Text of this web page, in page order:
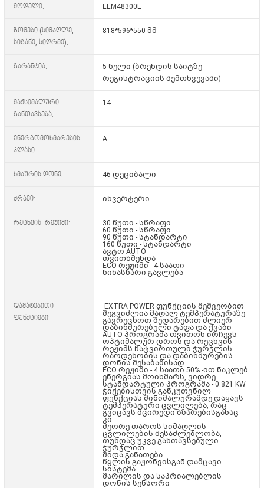
მოდელი: EEM48300L
ზომები (სიმაღლე,
სიგანე, სიღრმე):
818*596*550 მმ
გარანტია:
5 წელი (ბრენდის საიტზე
რეგისტრაციის შემთხვევაში)
მაქსიმალური
განთავსება:
14
ენერგომოხმარების
კლასი
A
ხმაურის დონე: 46 დეციბალი
ძრავი: ინვერტერი
რეცხვის რეჟიმი:
30 წუთი - სწრაფი
60 წუთი - სწრაფი
90 წუთი - სტანდარტი
160 წუთი - სტანდარტი
ავტო AUTO
თვითწმენდა
ECO რეჟიმი - 4 საათი
წინასწარი გავლება
დამატებითი
ფუნქციები:
EXTRA POWER ფუნქციის მეშვეობით
შეგვიძლია მაღალ ტემპერატურაზე
გავრეცხოთ შედარებით ძლიერ
დაბინძურებული ტაფა და ქვაბი
AUTO პროგრამა თვითონ ირჩევს
ოპტიმალურ დროს და რეცხვის
რეჟიმს ჩატვირთული ჭურჭლის
რაოდენობის და დაბინძურების
დონის შესაბამისად
ECO რეჟიმი - 4 საათი 50% -ით ნაკლებ
ენერგიას მოიხმარს, ვიდრე
სტანდარტული პროგრამა - 0.821 KW
ჭიქებისთვის განკუთვნილ
ფუნქციას მინიმალურამდე დაყავს
ტემპერატური ცვლილება, რაც
გვიცავს მცირედი ბზარებისგანაც
კი
მეორე თაროს სიმაღლის
ცვლილების შესაძლებლობა,
თუნდაც უკვე განთავსებული
ჭურჭლით
შიდა განათება
წყლის გაჟონვისგან დამცავი
სისტემა
მარილის და საპრიალებლის
დონის სენსორი